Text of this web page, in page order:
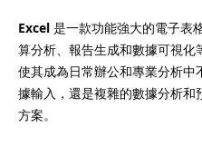
Excel 是一款功能強大的電子表
算分析、報告生成和數據可視
使其成為日常辦公和專業分析
據輸入，還是複雜的數據分析
方案。